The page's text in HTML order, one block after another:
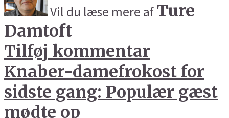
Vil du læse mere afTure
Damtoft
Tilføj kommentar
Knaber-damefrokost for
sidste gang: Populær gæst
mødte op